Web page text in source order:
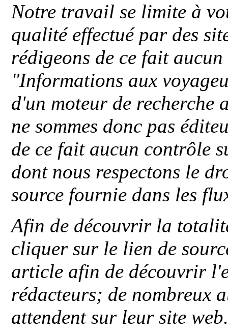
Notre travail se limite à
qualité effectué par des
rédigeons de ce fait
"Informations aux
d'un moteur de recherche
ne sommes donc pas
de ce fait aucun contrôle
dont nous respectons le
source fournie dans les
Afin de découvrir la
cliquer sur le lien de
article afin de découvrir
rédacteurs; de nombreux
attendent sur leur site